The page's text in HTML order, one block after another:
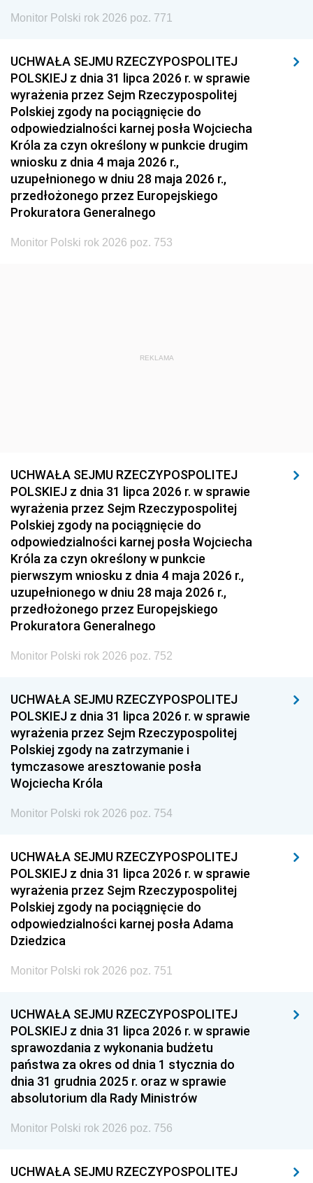
1951 1950
1939 1938 1937
1936 1930
Monitor Polski rok 2026 poz. 771
UCHWAŁA SEJMU RZECZYPOSPOLITEJ
POLSKIEJ z dnia 31 lipca 2026 r. w sprawie
wyrażenia przez Sejm Rzeczypospolitej
Polskiej zgody na pociągnięcie do
odpowiedzialności karnej posła Wojciecha
Króla za czyn określony w punkcie drugim
wniosku z dnia 4 maja 2026 r.,
uzupełnionego w dniu 28 maja 2026 r.,
przedłożonego przez Europejskiego
Prokuratora Generalnego
Monitor Polski rok 2026 poz. 753
REKLAMA
UCHWAŁA SEJMU RZECZYPOSPOLITEJ
POLSKIEJ z dnia 31 lipca 2026 r. w sprawie
wyrażenia przez Sejm Rzeczypospolitej
Polskiej zgody na pociągnięcie do
odpowiedzialności karnej posła Wojciecha
Króla za czyn określony w punkcie
pierwszym wniosku z dnia 4 maja 2026 r.,
uzupełnionego w dniu 28 maja 2026 r.,
przedłożonego przez Europejskiego
Prokuratora Generalnego
Monitor Polski rok 2026 poz. 752
UCHWAŁA SEJMU RZECZYPOSPOLITEJ
POLSKIEJ z dnia 31 lipca 2026 r. w sprawie
wyrażenia przez Sejm Rzeczypospolitej
Polskiej zgody na zatrzymanie i
tymczasowe aresztowanie posła
Wojciecha Króla
Monitor Polski rok 2026 poz. 754
UCHWAŁA SEJMU RZECZYPOSPOLITEJ
POLSKIEJ z dnia 31 lipca 2026 r. w sprawie
wyrażenia przez Sejm Rzeczypospolitej
Polskiej zgody na pociągnięcie do
odpowiedzialności karnej posła Adama
Dziedzica
Monitor Polski rok 2026 poz. 751
UCHWAŁA SEJMU RZECZYPOSPOLITEJ
POLSKIEJ z dnia 31 lipca 2026 r. w sprawie
sprawozdania z wykonania budżetu
państwa za okres od dnia 1 stycznia do
dnia 31 grudnia 2025 r. oraz w sprawie
absolutorium dla Rady Ministrów
Monitor Polski rok 2026 poz. 756
UCHWAŁA SEJMU RZECZYPOSPOLITEJ